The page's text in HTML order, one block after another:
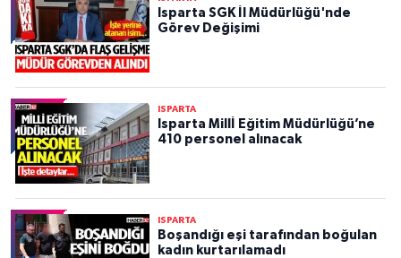
Isparta SGK İl Müdürlüğü'nde
Görev Değişimi
ISPARTA
Isparta Millİ Eğitim Müdürlüğü’ne
410 personel alınacak
ISPARTA
Boşandığı eşi tarafından boğulan
kadın kurtarılamadı